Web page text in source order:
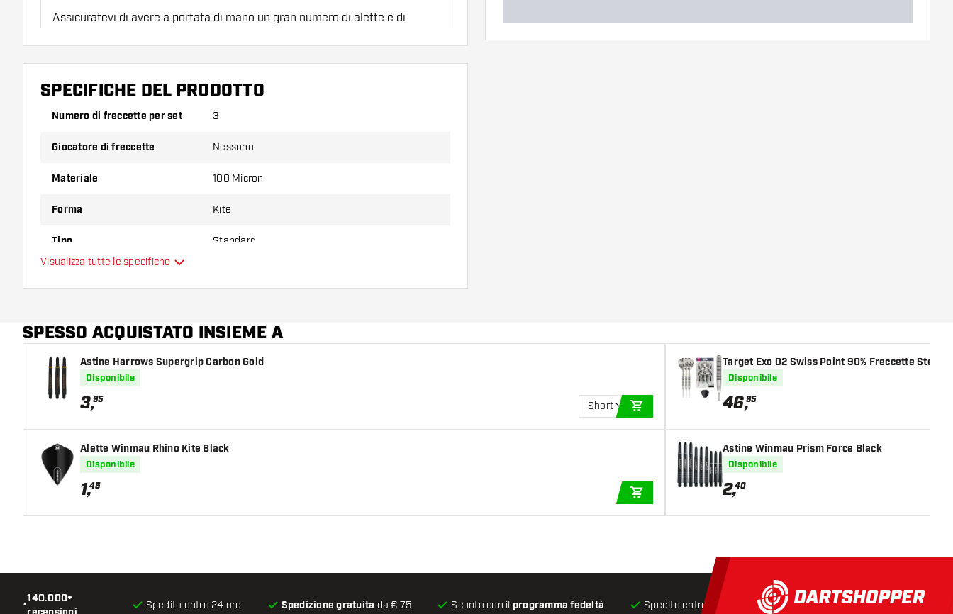
Assicuratevi di avere a portata di mano un gran numero di alette e di
scoprire quale variante vi si addice di più!
SPECIFICHE DEL PRODOTTO
Numero di freccette per set 3
Giocatore di freccette Nessuno
Materiale 100 Micron
Forma Kite
Tipo Standard
Visualizza tutte le specifiche
SPESSO ACQUISTATO INSIEME A
Astine Harrows Supergrip Carbon Gold
Disponibile
3,95
Short
AGGIUNGI AL CARRELLO
Alette Winmau Rhino Kite Black
Disponibile
1,45
AGGIUNGI AL CARRELLO
Target Exo 02 Swiss Point 90% Freccette Steel
Disponibile
46,95
Astine Winmau Prism Force Black
Disponibile
2,40
•
140.000+
Spedito entro 24 ore Spedizione gratuita da € 75 Sconto con il programma fedeltà Spedito entro 24 ore Spedizione gratuitada € 75